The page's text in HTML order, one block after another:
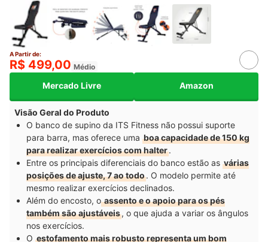
A Partir de:
R$ 499,00 Médio
Mercado Livre Amazon
Visão Geral do Produto
O banco de supino da ITS Fitness não possui suporte
para barra, mas oferece uma boa capacidade de 150 kg
para realizar exercícios com halter.
Entre os principais diferenciais do banco estão as várias
posições de ajuste, 7 ao todo. O modelo permite até
mesmo realizar exercícios declinados.
Além do encosto, oassento e o apoio para os pés
também são ajustáveis, o que ajuda a variar os ângulos
nos exercícios.
O estofamento mais robusto representa um bom